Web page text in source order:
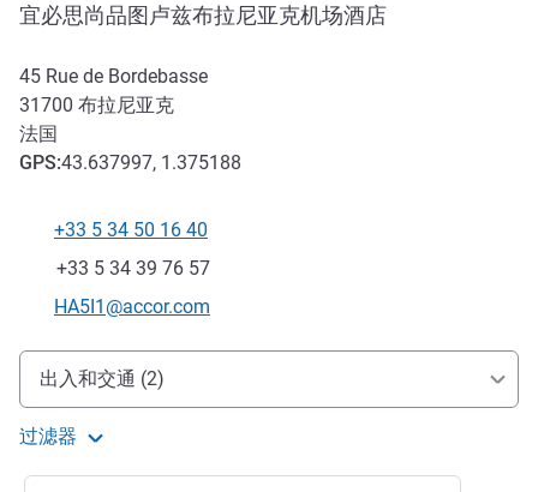
宜必思尚品图卢兹布拉尼亚克机场酒店
45 Rue de Bordebasse
31700 布拉尼亚克
法国
GPS:43.637997, 1.375188
电话
+33 5 34 50 16 40
传真
+33 5 34 39 76 57
联系电子邮件
HA5I1@accor.com
抵达和交通
出入和交通 (2)
过滤器